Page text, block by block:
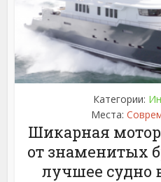
Категории:
Места:
Шикарная
от знаменитых
лучшее судно